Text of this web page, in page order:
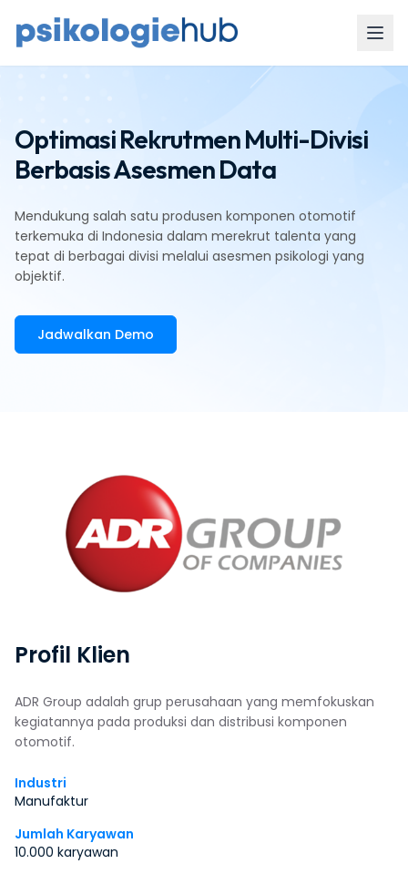
Optimasi Rekrutmen Multi-Divisi
Berbasis Asesmen Data
Mendukung salah satu produsen komponen otomotif
terkemuka di Indonesia dalam merekrut talenta yang
tepat di berbagai divisi melalui asesmen psikologi yang
objektif.
Jadwalkan Demo
Profil Klien
ADR Group adalah grup perusahaan yang memfokuskan
kegiatannya pada produksi dan distribusi komponen
otomotif.
Industri
Manufaktur
Jumlah Karyawan
10.000 karyawan